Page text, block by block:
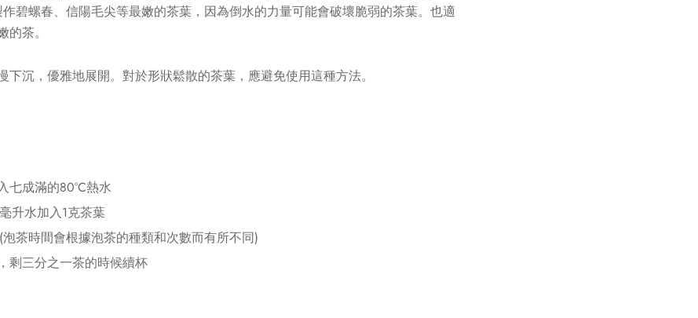
碧螺春、信陽毛尖等最嫩的茶葉，因為倒水的力量可能會破壞脆弱的茶葉。也適
茶。
下沉，優雅地展開。對於形狀鬆散的茶葉，應避免使用這種方法。
七成滿的80°C熱水
升水加入1克茶葉
泡茶時間會根據泡茶的種類和次數而有所不同)
剩三分之一茶的時候續杯